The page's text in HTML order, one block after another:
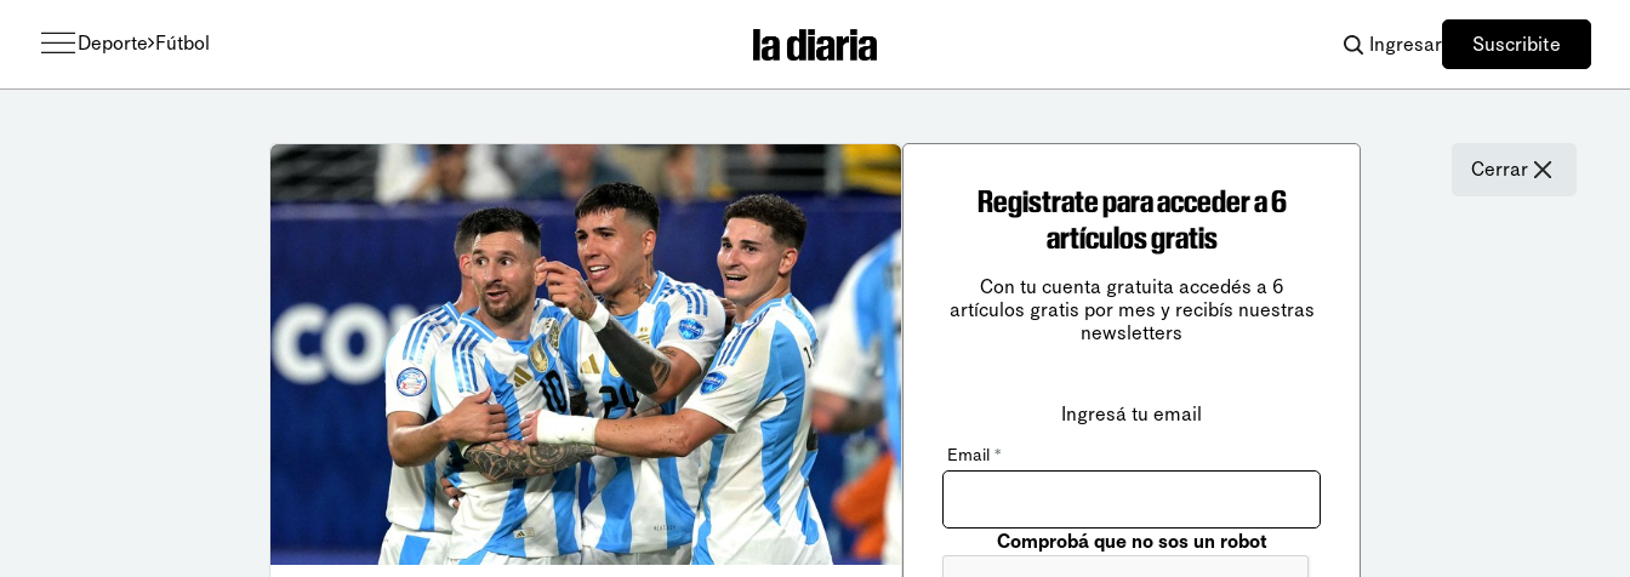
Deporte Fútbol Ingresar Suscribite
Cerrar
Registrate para acceder a 6
artículos gratis
Con tu cuenta gratuita accedés a 6
artículos gratis por mes y recibís nuestras
newsletters
Ingresá tu email
Email *
Comprobá que no sos un robot